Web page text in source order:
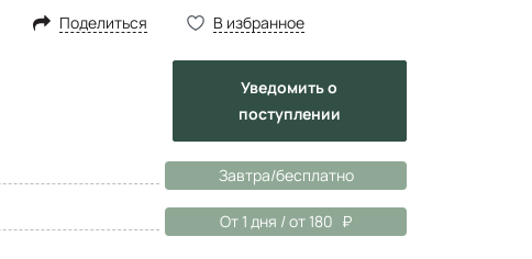
Поделиться В избранное
Уведомитьо
поступлении
Завтра/бесплатно
От 1 дня / от 180